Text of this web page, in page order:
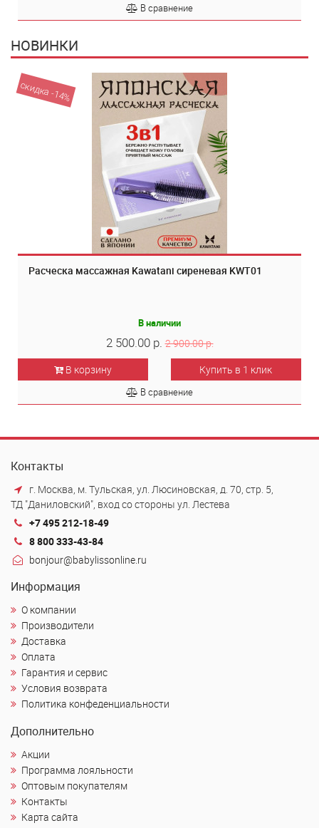
В сравнение
НОВИНКИ
скидка -14%
Расческа массажная Kawatani сиреневая KWT01
В наличии
2 500.00 р. 2 900.00 р.
В корзину
Купить в 1 клик
В сравнение
Контакты
г. Москва, м. Тульская, ул. Люсиновская, д. 70, стр. 5,
ТД "Даниловский", вход со стороны ул. Лестева
+7 495 212-18-49
8 800 333-43-84
bonjour@babylissonline.ru
Информация
О компании
Производители
Доставка
Оплата
Гарантия и сервис
Условия возврата
Политика конфеденциальности
Дополнительно
Акции
Программа лояльности
Оптовым покупателям
Контакты
Карта сайта